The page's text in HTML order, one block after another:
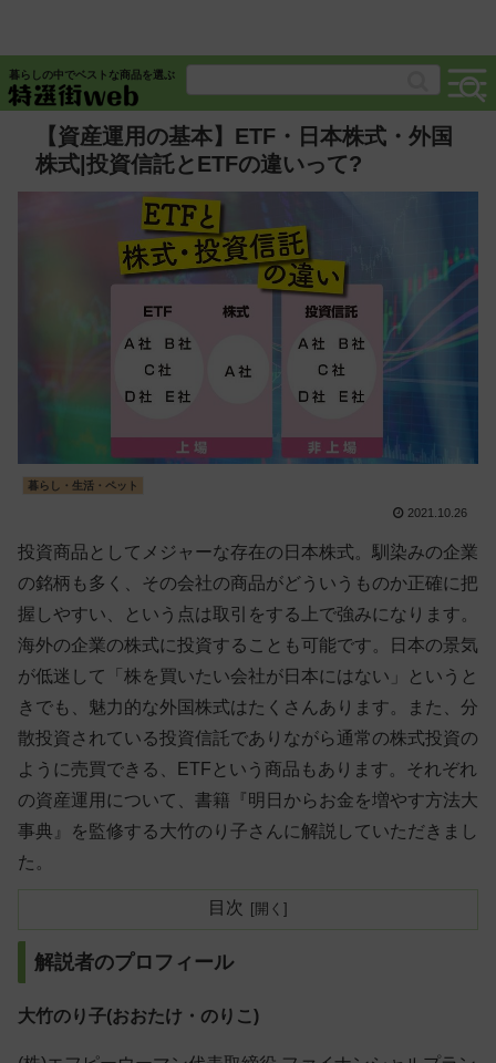
暮らしの中でベストな商品を選ぶ
【資産運用の基本】ETF・日本株式・外国
株式|投資信託とETFの違いって?
暮らし・生活・ペット
2021.10.26
投資商品としてメジャーな存在の日本株式。馴染みの企業
の銘柄も多く、その会社の商品がどういうものか正確に把
握しやすい、という点は取引をする上で強みになります。
海外の企業の株式に投資することも可能です。日本の景気
が低迷して「株を買いたい会社が日本にはない」というと
きでも、魅力的な外国株式はたくさんあります。また、分
散投資されている投資信託でありながら通常の株式投資の
ように売買できる、ETFという商品もあります。それぞれ
の資産運用について、書籍『明日からお金を増やす方法大
事典』を監修する大竹のり子さんに解説していただきまし
た。
目次
解説者のプロフィール
大竹のり子(おおたけ・のりこ)